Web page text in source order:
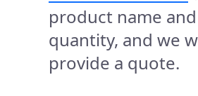
product name and
quantity, and we
provide a quote.